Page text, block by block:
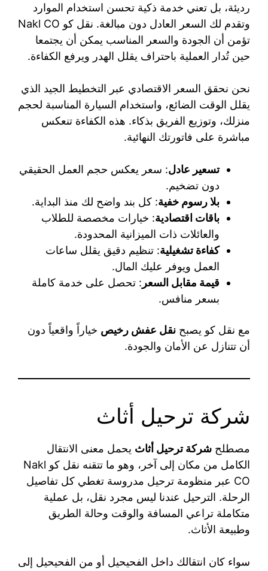
رديئة، بل تعني خدمة ذكية تحسن استخدام الموارد
وتقدم لك السعر العادل دون مبالغة. نقل كو Nakl CO
تؤمن أن الجودة والسعر المناسب يمكن أن يجتمعا
حين تُدار العملية باحتراف يقلل الهدر ويرفع الكفاءة.
نحن نحقق السعر الاقتصادي عبر التخطيط الجيد الذي
يقلل الوقت الضائع، واستخدام السيارة المناسبة لحجم
منزلك، وتوزيع الفريق بذكاء. هذه الكفاءة تنعكس
مباشرة على فاتورتك النهائية.
تسعير عادل: سعر يعكس حجم العمل الحقيقي
دون تضخيم.
بلا رسوم خفية: كل بند واضح لك منذ البداية.
باقات اقتصادية: خيارات مخصصة للطلاب
والعائلات ذات الميزانية المحدودة.
كفاءة تشغيلية: تنظيم دقيق يقلل ساعات
العمل ويوفر عليك المال.
قيمة مقابل السعر : تحصل على خدمة كاملة
بسعر منافس.
مع نقل كو يصبح نقل عفش رخيص خياراً واقعياً دون
أن تتنازل عن الأمان والجودة.
شركة ترحيل أثاث
مصطلح شركة ترحيل أثاث يحمل معنى الانتقال
الكامل من مكان إلى آخر، وهو ما تتقنه نقل كو Nakl
CO عبر منظومة ترحيل مدروسة تغطي كل تفاصيل
الرحلة. الترحيل عندنا ليس مجرد نقل، بل عملية
متكاملة تراعي المسافة والوقت وحالة الطريق
وطبيعة الأثاث.
سواء كان انتقالك داخل الفحيحيل أو من الفحيحيل إلى